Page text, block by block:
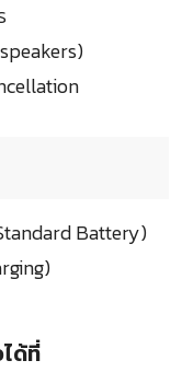
Battery)
ด้ที่